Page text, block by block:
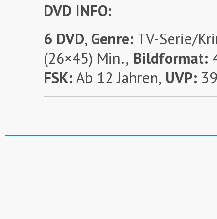
DVD INFO:
6 DVD, Genre: TV-Serie/
(26×45) Min., Bildformat:
FSK:Ab 12 Jahren, UVP: